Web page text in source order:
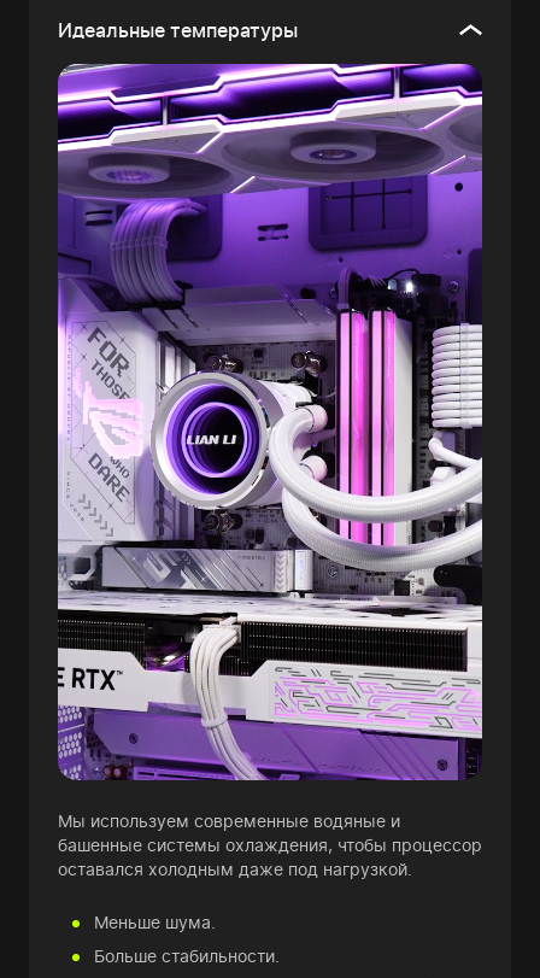
Идеальные температуры
Мы используем современные водяные и
башенные системы охлаждения, чтобы процессор
оставался холодным даже под нагрузкой.
Меньше шума.
Больше стабильности.